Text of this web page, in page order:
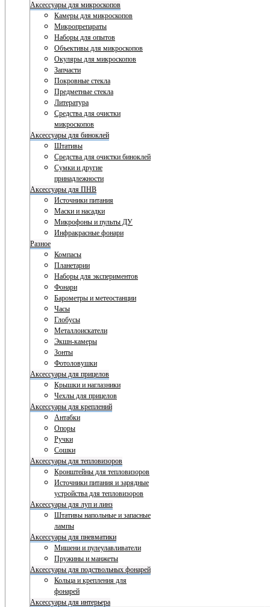
Аксессуары для микроскопов
Камеры для микроскопов
Микропрепараты
Наборы для опытов
Объективы для микроскопов
Окуляры для микроскопов
Запчасти
Покровные стекла
Предметные стекла
Литература
Средства для очистки
микроскопов
Аксессуары для биноклей
Штативы
Средства для очистки биноклей
Сумки и другие
принадлежности
Аксессуары для ПНВ
Источники питания
Маски и насадки
Микрофоны и пульты ДУ
Инфракрасные фонари
Разное
Компасы
Планетарии
Наборы для экспериментов
Фонари
Барометры и метеостанции
Часы
Глобусы
Металлоискатели
Экшн-камеры
Зонты
Фотоловушки
Аксессуары для прицелов
Крышки и наглазники
Чехлы для прицелов
Аксессуары для креплений
Антабки
Опоры
Ручки
Сошки
Аксессуары для тепловизоров
Кронштейны для тепловизоров
Источники питания и зарядные
устройства для тепловизоров
Аксессуары для луп и линз
Штативы напольные и запасные
лампы
Аксессуары для пневматики
Мишени и пулеулавливатели
Пружины и манжеты
Аксессуары для подствольных фонарей
Кольца и крепления для
фонарей
Аксессуары для интерьера